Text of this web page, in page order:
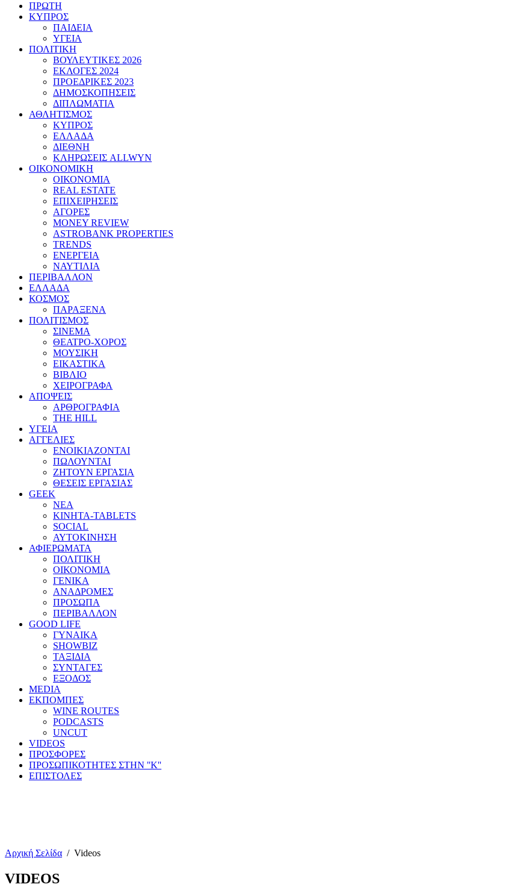
ΠΡΩΤΗ
ΚΥΠΡΟΣ
ΠΑΙΔΕΙΑ
ΥΓΕΙΑ
ΠΟΛΙΤΙΚΗ
ΒΟΥΛΕΥΤΙΚΕΣ 2026
ΕΚΛΟΓΕΣ 2024
ΠΡΟΕΔΡΙΚΕΣ 2023
ΔΗΜΟΣΚΟΠΗΣΕΙΣ
ΔΙΠΛΩΜΑΤΙΑ
ΑΘΛΗΤΙΣΜΟΣ
ΚΥΠΡΟΣ
ΕΛΛΑΔΑ
ΔΙΕΘΝΗ
ΚΛΗΡΩΣΕΙΣ ALLWYN
ΟΙΚΟΝΟΜΙΚΗ
ΟΙΚΟΝΟΜΙΑ
REAL ESTATE
ΕΠΙΧΕΙΡΗΣΕΙΣ
ΑΓΟΡΕΣ
MONEY REVIEW
ASTROBANK PROPERTIES
TRENDS
ΕΝΕΡΓΕΙΑ
ΝΑΥΤΙΛΙΑ
ΠΕΡΙΒΑΛΛΟΝ
ΕΛΛΑΔΑ
ΚΟΣΜΟΣ
ΠΑΡΑΞΕΝΑ
ΠΟΛΙΤΙΣΜΟΣ
ΣΙΝΕΜΑ
ΘΕΑΤΡΟ-ΧΟΡΟΣ
ΜΟΥΣΙΚΗ
ΕΙΚΑΣΤΙΚΑ
ΒΙΒΛΙΟ
ΧΕΙΡΟΓΡΑΦΑ
ΑΠΟΨΕΙΣ
ΑΡΘΡΟΓΡΑΦΙΑ
THE HILL
ΥΓΕΙΑ
ΑΓΓΕΛΙΕΣ
ΕΝΟΙΚΙΑΖΟΝΤΑΙ
ΠΩΛΟΥΝΤΑΙ
ΖΗΤΟΥΝ ΕΡΓΑΣΙΑ
ΘΕΣΕΙΣ ΕΡΓΑΣΙΑΣ
GEEK
ΝΕΑ
ΚΙΝΗΤΑ-TABLETS
SOCIAL
ΑΥΤΟΚΙΝΗΣΗ
ΑΦΙΕΡΩΜΑΤΑ
ΠΟΛΙΤΙΚΗ
ΟΙΚΟΝΟΜΙΑ
ΓΕΝΙΚΑ
ΑΝΑΔΡΟΜΕΣ
ΠΡΟΣΩΠΑ
ΠΕΡΙΒΑΛΛΟΝ
GOOD LIFE
ΓΥΝΑΙΚΑ
SHOWBIZ
ΤΑΞΙΔΙΑ
ΣΥΝΤΑΓΕΣ
ΕΞΟΔΟΣ
MEDIA
ΕΚΠΟΜΠΕΣ
WINE ROUTES
PODCASTS
UNCUT
VIDEOS
ΠΡΟΣΦΟΡΕΣ
ΠΡΟΣΩΠΙΚΟΤΗΤΕΣ ΣΤΗΝ ''Κ''
ΕΠΙΣΤΟΛΕΣ
Αρχική Σελίδα / Videos
VIDEOS